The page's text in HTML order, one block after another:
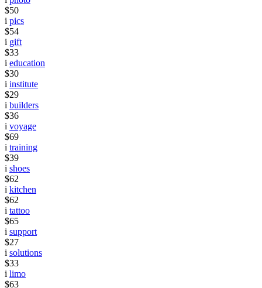
$50
i pics
$54
i gift
$33
i education
$30
i institute
$29
i builders
$36
i voyage
$69
i training
$39
i shoes
$62
i kitchen
$62
i tattoo
$65
i support
$27
i solutions
$33
i limo
$63